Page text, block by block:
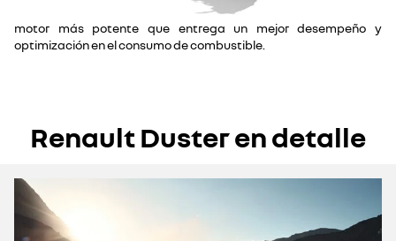
motor más potente que entrega un mejor desempeño y
optimización en el consumo de combustible.
Renault Duster en detalle